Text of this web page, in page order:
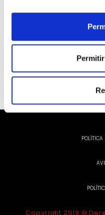
Copyright 2019 ©